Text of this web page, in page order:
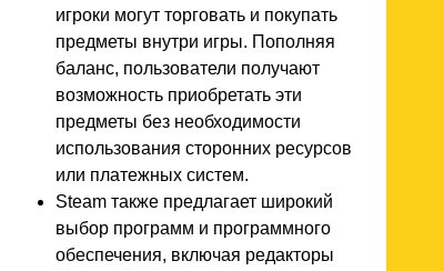
игроки могут торговать и покупать
предметы внутри игры. Пополняя
баланс, пользователи получают
возможность приобретать эти
предметы без необходимости
использования сторонних ресурсов
или платежных систем.
Steam также предлагает широкий
выбор программ и программного
обеспечения, включая редакторы